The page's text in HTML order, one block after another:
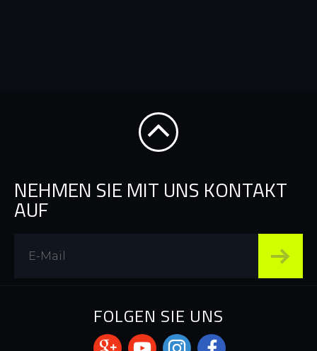
NEHMEN SIE MIT UNS KONTAKT
AUF
FOLGEN SIE UNS